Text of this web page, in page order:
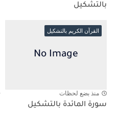
بالتشكيل
القرآن الكريم بالتشكيل
منذ بضع لحظات
سورة المائدة بالتشكيل